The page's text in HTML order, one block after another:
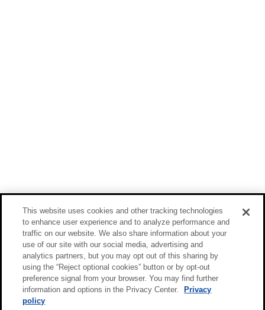
This website uses cookies and other tracking technologies
to enhance user experience and to analyze performance and
traffic on our website. We also share information about your
use of our site with our social media, advertising and
analytics partners, but you may opt out of this sharing by
using the “Reject optional cookies” button or by opt-out
preference signal from your browser. You may find further
information and options in the Privacy Center.
Privacy
policy